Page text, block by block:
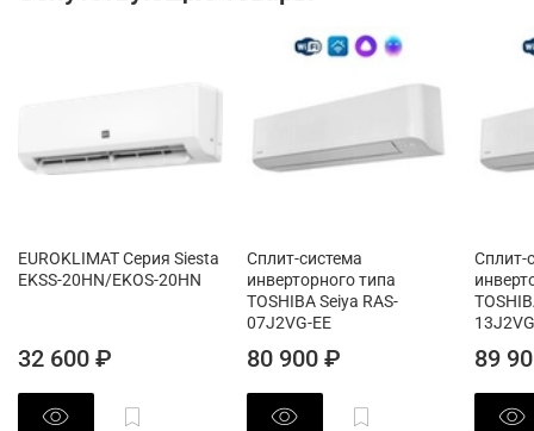
EUROKLIMAT Серия Siesta
EKSS-20HN/EKOS-20HN
32 600 ₽
Сплит-система
инверторного типа
TOSHIBA Seiya RAS-
07J2VG-EE
80 900 ₽
Сплит-
89